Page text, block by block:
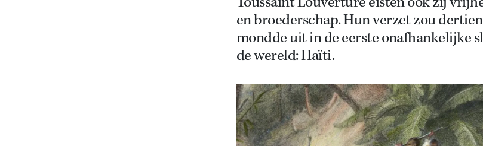
en broederschap. Hun verzet zou
mondde uit in de eerste onafhankelijke
de wereld: Haïti.